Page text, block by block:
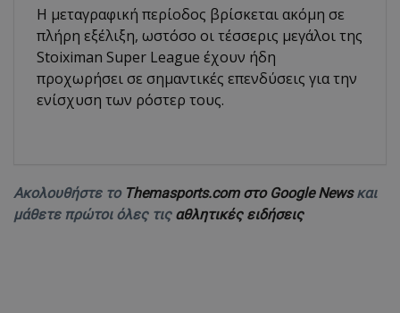
Η μεταγραφική περίοδος βρίσκεται ακόμη σε
πλήρη εξέλιξη, ωστόσο οι τέσσερις μεγάλοι της
Stoiximan Super League έχουν ήδη
προχωρήσει σε σημαντικές επενδύσεις για την
ενίσχυση των ρόστερ τους.
Ακολουθήστε το Themasports.com στο Google Newsκαι
μάθετε πρώτοι όλες τις αθλητικές ειδήσεις